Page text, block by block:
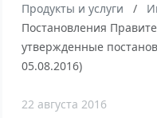
Продукты и услуги
Постановления
утвержденные
05.08.2016)
22 августа 2016